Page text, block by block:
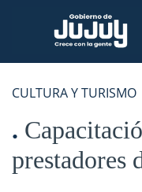
CULTURA Y TURISMO
prestadores